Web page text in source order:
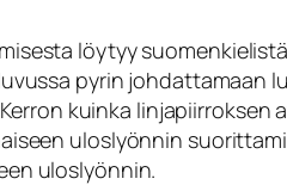
löytyy
pyrin johdattamaan
kuinka
uloslyönnin
uloslyönnin.